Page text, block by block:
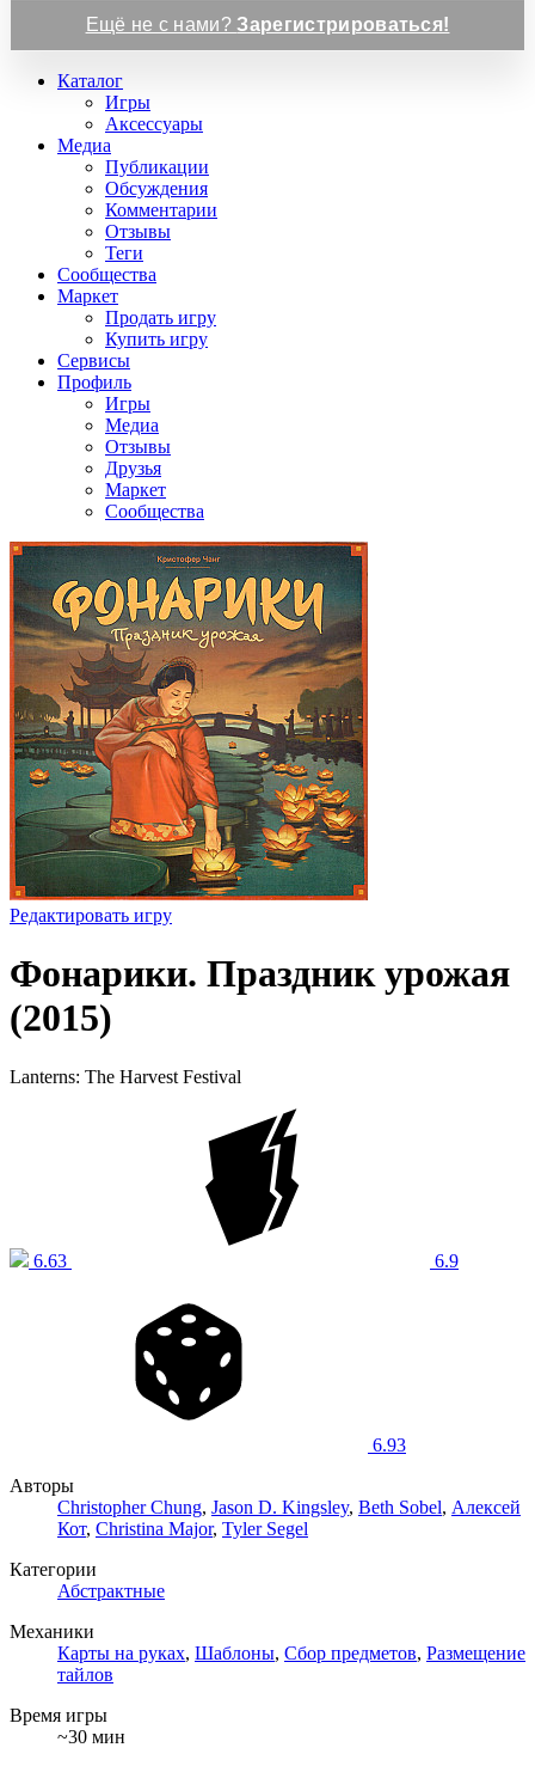
Ещё не с нами?Зарегистрироваться!
Каталог
Игры
Аксессуары
Медиа
Публикации
Обсуждения
Комментарии
Отзывы
Теги
Сообщества
Маркет
Продать игру
Купить игру
Сервисы
Профиль
Игры
Медиа
Отзывы
Друзья
Маркет
Сообщества
Редактировать игру
Фонарики. Праздник урожая
(2015)
Lanterns: The Harvest Festival
6.63 6.9
6.93
Авторы
Christopher Chung, Jason D. Kingsley, Beth Sobel, Алексей
Кот, Christina Major, Tyler Segel
Категории
Абстрактные
Механики
Карты на руках, Шаблоны, Сбор предметов, Размещение
тайлов
Время игры
~30 мин